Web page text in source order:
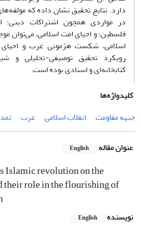
دارد. نتایج تحقیق نشان داده که
در مواردی همچون اشتراکاتِ دینی؛
فلسطین؛ و احیای امت اسلامی، می‌توان
اسلامی، شکست هژمونی غرب و
رویکرد تحقیق توصیفی-تحلیلی و
کتابخانه‌ای و اسنادی بوده است.
کلیدواژه‌ها
جبهه مقاومت
انقلاب اسلامی غرب
عنوان مقاله English
Islamic revolution on the
their role in the flourishing of
نویسنده English